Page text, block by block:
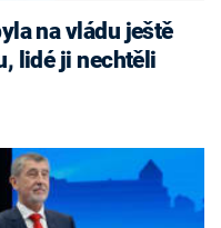
na vládu ještě
lidé ji nechtěli